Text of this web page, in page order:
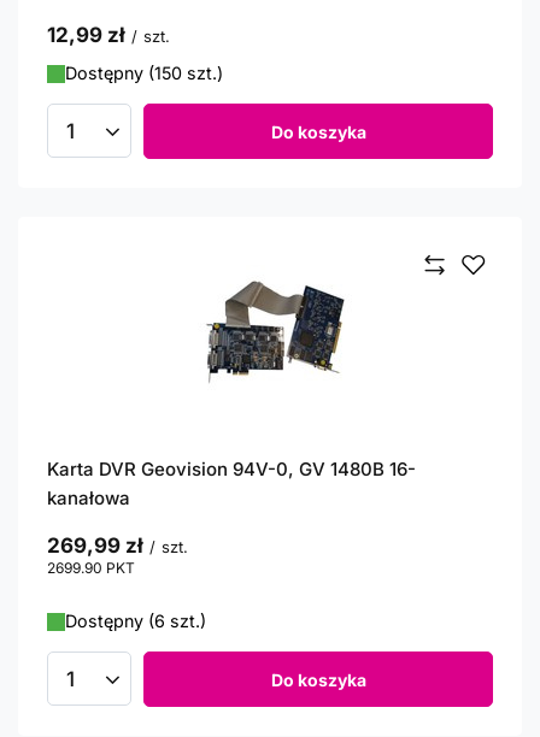
12,99 zł / szt.
Dostępny (150 szt.)
Ilość produktów Do koszyka
Karta DVR Geovision 94V-0, GV 1480B 16-
kanałowa
269,99 zł / szt.
2699.90 PKT
Dostępny (6 szt.)
Ilość produktów Do koszyka